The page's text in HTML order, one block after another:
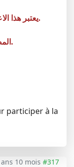
يعتبر هذا الاعلان بمثابة استدعاء فردي لكل مترشح.
المصدر جريدة وقت الجزائر الصادرة اليوم.
participer à la
10 mois #317